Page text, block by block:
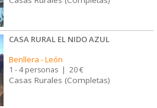
CASA RURAL EL NIDO AZUL
Benllera -León
1 - 4 personas | 20 €
Casas Rurales (Completas)